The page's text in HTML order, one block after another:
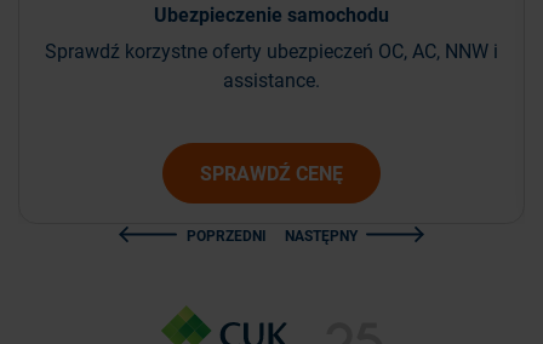
Ubezpieczenie samochodu
Sprawdź korzystne oferty ubezpieczeń OC, AC, NNW i
assistance.
SPRAWDŹ CENĘ
POPRZEDNI NASTĘPNY